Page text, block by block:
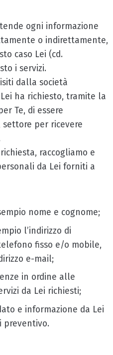
ogni informazione
o indirettamente,
caso Lei (cd.
i servizi.
dalla società
ha richiesto, tramite la
Te, di essere
per ricevere
raccogliamo e
da Lei forniti a
nome e cognome;
l’indirizzo di
fisso e/o mobile,
e-mail;
in ordine alle
da Lei richiesti;
e informazione da Lei
preventivo.